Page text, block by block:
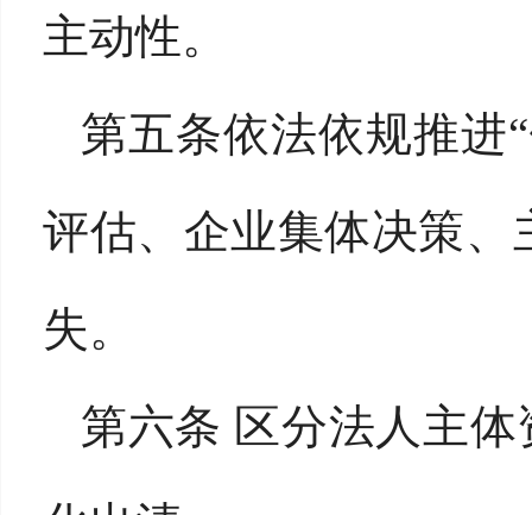
主动性。
第五条依法依规推进
评估、企业集体决策
失。
第六条 区分法人主